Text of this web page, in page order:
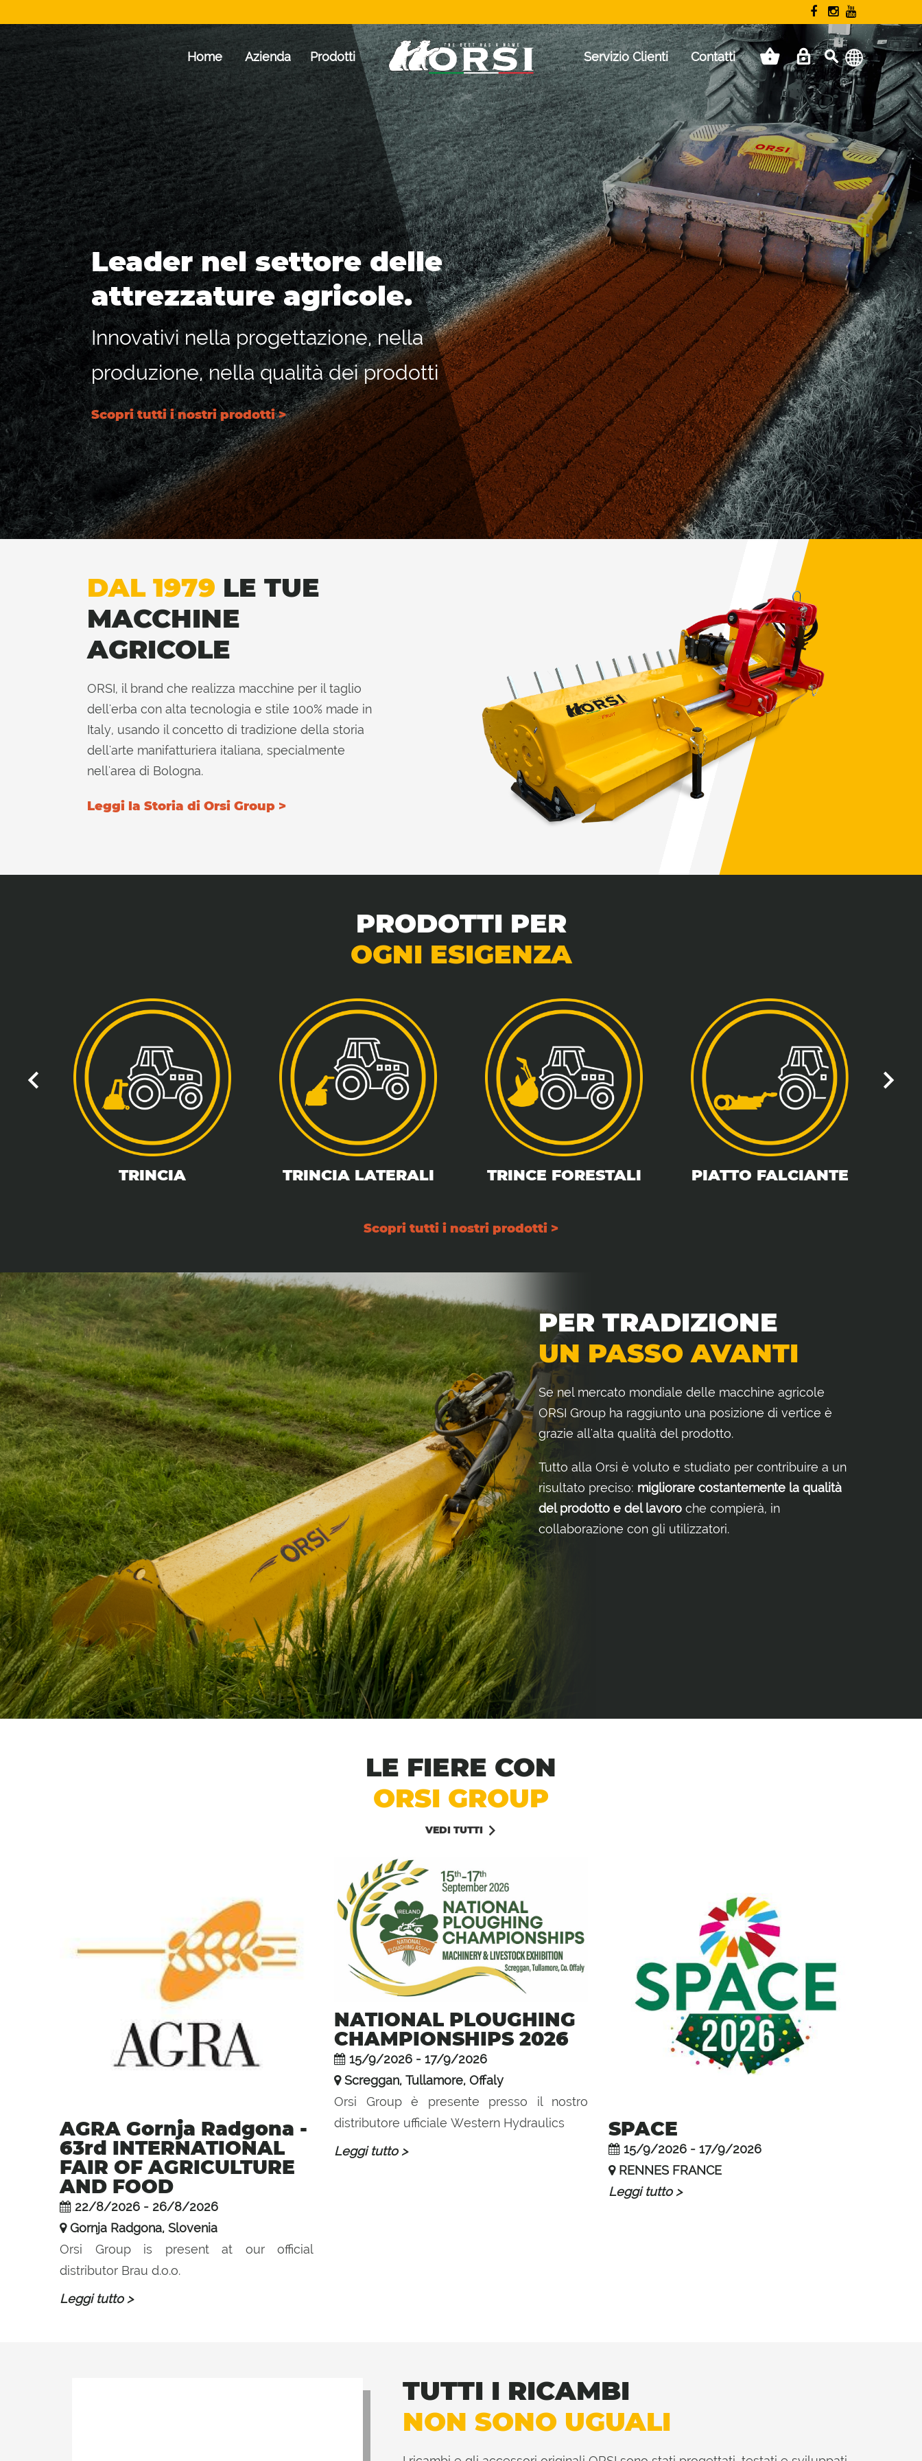
Home Azienda Prodotti Servizio Clienti Contatti
Leader nel settore delle
attrezzature agricole.
Innovativi nella progettazione, nella
produzione, nella qualità dei prodotti
Scopri tutti i nostri prodotti >
DAL 1979 LE TUE
MACCHINE
AGRICOLE
ORSI, il brand che realizza macchine per il taglio
dell'erba con alta tecnologia e stile 100% made in
Italy, usando il concetto di tradizione della storia
dell'arte manifatturiera italiana, specialmente
nell'area di Bologna.
Leggi la Storia di Orsi Group >
PRODOTTI PER
OGNI ESIGENZA
TRINCIA TRINCIA LATERALI TRINCE FORESTALI PIATTO FALCIANTE
Scopri tutti i nostri prodotti >
PER TRADIZIONE
UN PASSO AVANTI
Se nel mercato mondiale delle macchine agricole
ORSI Group ha raggiunto una posizione di vertice è
grazie all'alta qualità del prodotto.
Tutto alla Orsi è voluto e studiato per contribuire a un
risultato preciso: migliorare costantemente la qualità
del prodotto e del lavoroche compierà, in
collaborazione con gli utilizzatori.
LE FIERE CON
ORSI GROUP
VEDI TUTTI
AGRA Gornja Radgona -
63rd INTERNATIONAL
FAIR OF AGRICULTURE
AND FOOD
22/8/2026 - 26/8/2026
Gornja Radgona, Slovenia
Orsi Group is present at our official
distributor Brau d.o.o.
Leggi tutto >
NATIONAL PLOUGHING
CHAMPIONSHIPS 2026
15/9/2026 - 17/9/2026
Screggan, Tullamore, Offaly
Orsi Group è presente presso il nostro
distributore ufficiale Western Hydraulics
Leggi tutto >
SPACE
15/9/2026 - 17/9/2026
RENNES FRANCE
Leggi tutto >
TUTTI I RICAMBI
NON SONO UGUALI